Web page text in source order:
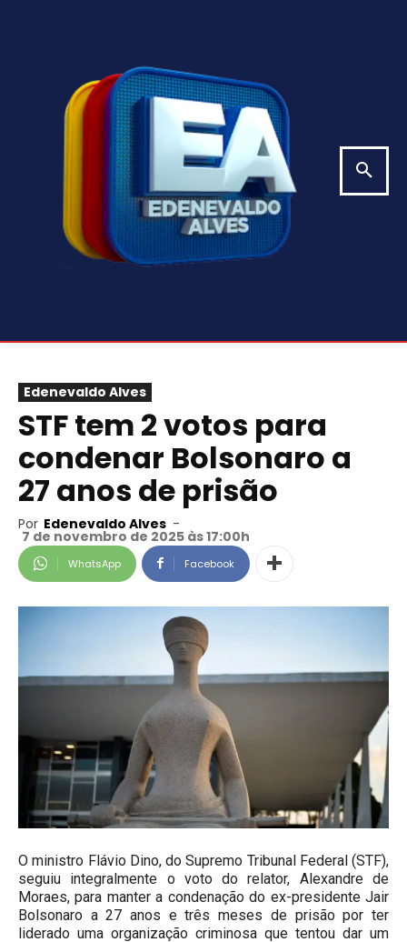
Edenevaldo Alves
STF tem 2 votos para
condenar Bolsonaro a
27 anos de prisão
Por Edenevaldo Alves -
7 de novembro de 2025 às 17:00h
WhatsApp Facebook
O ministro Flávio Dino, do Supremo Tribunal Federal (STF),
seguiu integralmente o voto do relator, Alexandre de
Moraes, para manter a condenação do ex-presidente Jair
Bolsonaro a 27 anos e três meses de prisão por ter
liderado uma organização criminosa que tentou dar um